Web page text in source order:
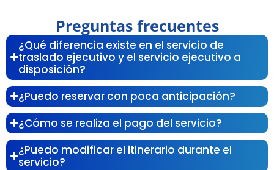
Preguntas frecuentes
¿Qué diferencia existe en el servicio de
traslado ejecutivo y el servicio ejecutivo a
disposición?
¿Puedo reservar con poca anticipación?
¿Cómo se realiza el pago del servicio?
¿Puedo modificar el itinerario durante el
servicio?